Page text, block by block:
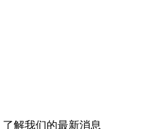
解我们的最新消息